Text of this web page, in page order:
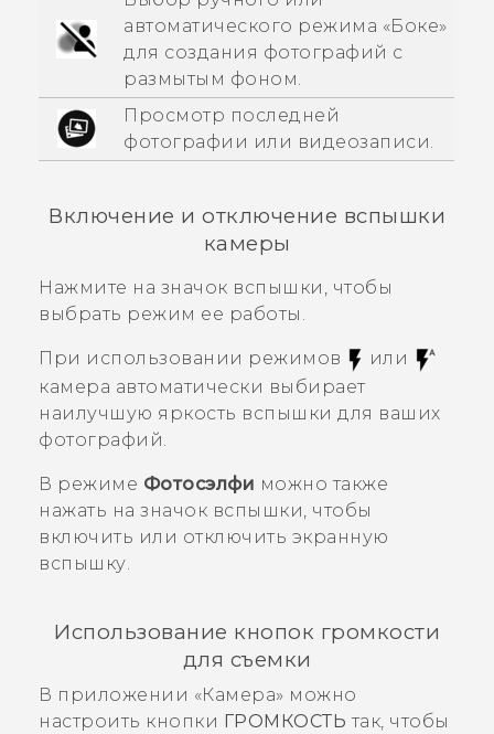
автоматического режима «Боке»
для создания фотографий с
размытым фоном.
Просмотр последней
фотографии или видеозаписи.
Включение и отключение вспышки
камеры
Нажмите на значок вспышки, чтобы
выбрать режим ее работы.
При использовании режимов
или
камера автоматически выбирает
наилучшую яркость вспышки для ваших
фотографий.
В режиме Фотосэлфи можно также
нажать на значок вспышки, чтобы
включить или отключить экранную
вспышку.
Использование кнопок громкости
для съемки
В приложении «Камера» можно
настроить кнопки ГРОМКОСТЬ так, чтобы